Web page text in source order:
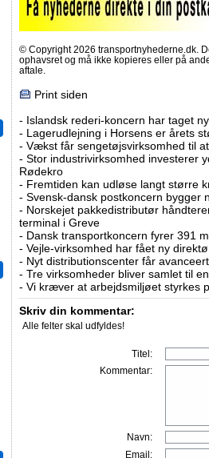
© Copyright 2026 transportnyhederne.dk.
ophavsret og må ikke kopieres eller på
aftale.
Print siden
- Islandsk rederi-koncern har taget
- Lagerudlejning i Horsens er årets
- Vækst får sengetøjsvirksomhed til
- Stor industrivirksomhed investerer
Rødekro
- Fremtiden kan udløse langt større
- Svensk-dansk postkoncern bygger
- Norskejet pakkedistributør
terminal i Greve
- Dansk transportkoncern fyrer 391
- Vejle-virksomhed har fået ny
- Nyt distributionscenter får
- Tre virksomheder bliver samlet til
- Vi kræver at arbejdsmiljøet styrkes
Skriv din kommentar:
Alle felter skal udfyldes!
Titel:
Kommentar:
Navn:
Email: